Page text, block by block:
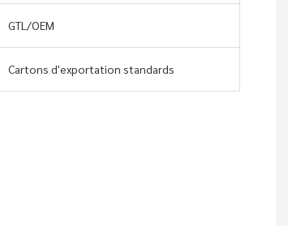
GTL/OEM
Cartons d'exportation standards